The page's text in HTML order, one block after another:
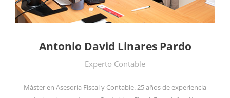
Antonio David Linares Pardo
Experto Contable
Máster en Asesoría Fiscal y Contable. 25 años de experiencia